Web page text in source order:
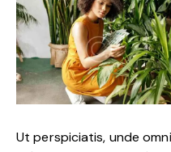
Ut perspiciatis, unde